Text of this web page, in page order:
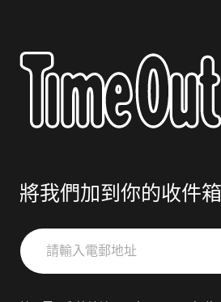
將我們加到你的收件箱
請
輸